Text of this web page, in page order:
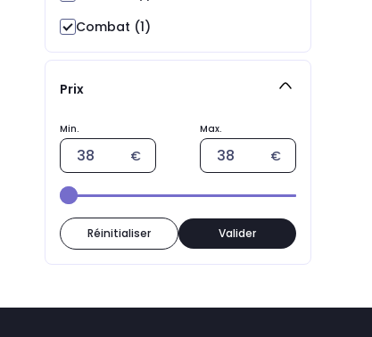
Combat (1)
Prix
Réinitialiser Valider